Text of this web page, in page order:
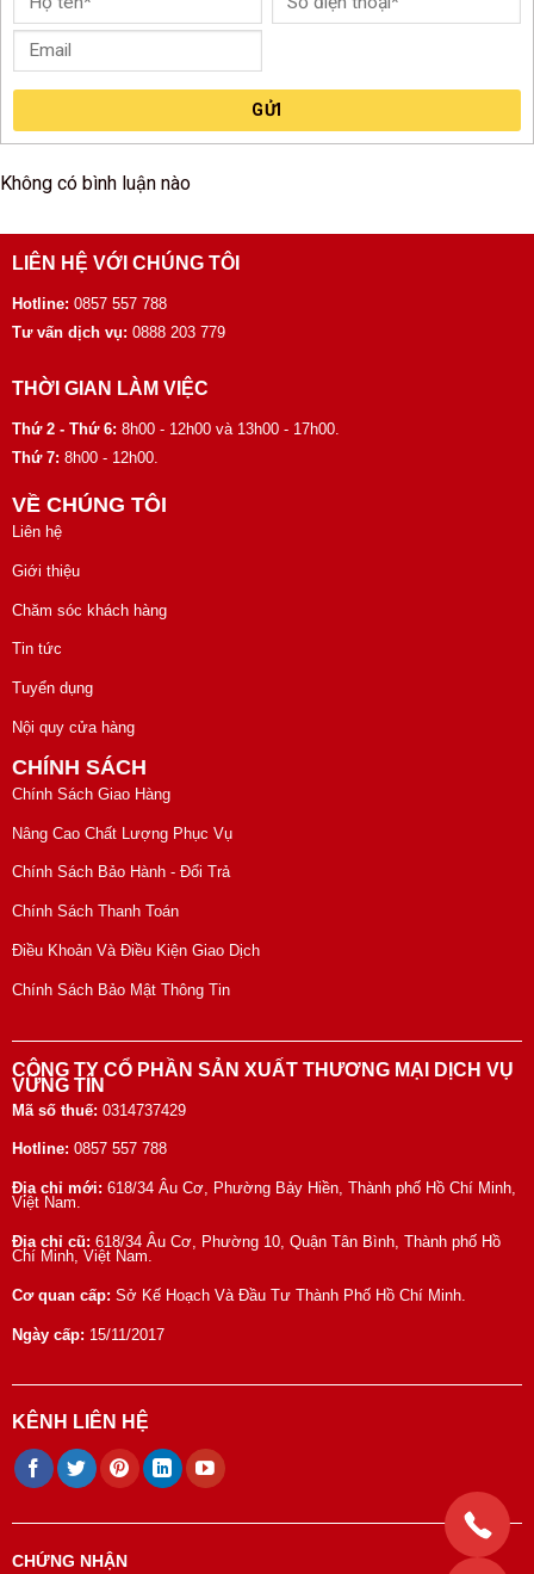
GỬI
Không có bình luận nào
LIÊN HỆ VỚI CHÚNG TÔI
Hotline: 0857 557 788
Tư vấn dịch vụ: 0888 203 779
THỜI GIAN LÀM VIỆC
Thứ 2 - Thứ 6: 8h00 - 12h00 và 13h00 - 17h00.
Thứ 7: 8h00 - 12h00.
VỀ CHÚNG TÔI
Liên hệ
Giới thiệu
Chăm sóc khách hàng
Tin tức
Tuyển dụng
Nội quy cửa hàng
CHÍNH SÁCH
Chính Sách Giao Hàng
Nâng Cao Chất Lượng Phục Vụ
Chính Sách Bảo Hành - Đổi Trả
Chính Sách Thanh Toán
Điều Khoản Và Điều Kiện Giao Dịch
Chính Sách Bảo Mật Thông Tin
CÔNG TY CỔ PHẦN SẢN XUẤT THƯƠNG MẠI DỊCH VỤ
VỮNG TÍN
Mã số thuế: 0314737429
Hotline: 0857 557 788
Địa chỉ mới: 618/34 Âu Cơ, Phường Bảy Hiền, Thành phố Hồ Chí Minh,
Việt Nam.
Địa chỉ cũ: 618/34 Âu Cơ, Phường 10, Quận Tân Bình, Thành phố Hồ
Chí Minh, Việt Nam.
Cơ quan cấp: Sở Kế Hoạch Và Đầu Tư Thành Phố Hồ Chí Minh.
Ngày cấp: 15/11/2017
KÊNH LIÊN HỆ
CHỨNG NHẬN